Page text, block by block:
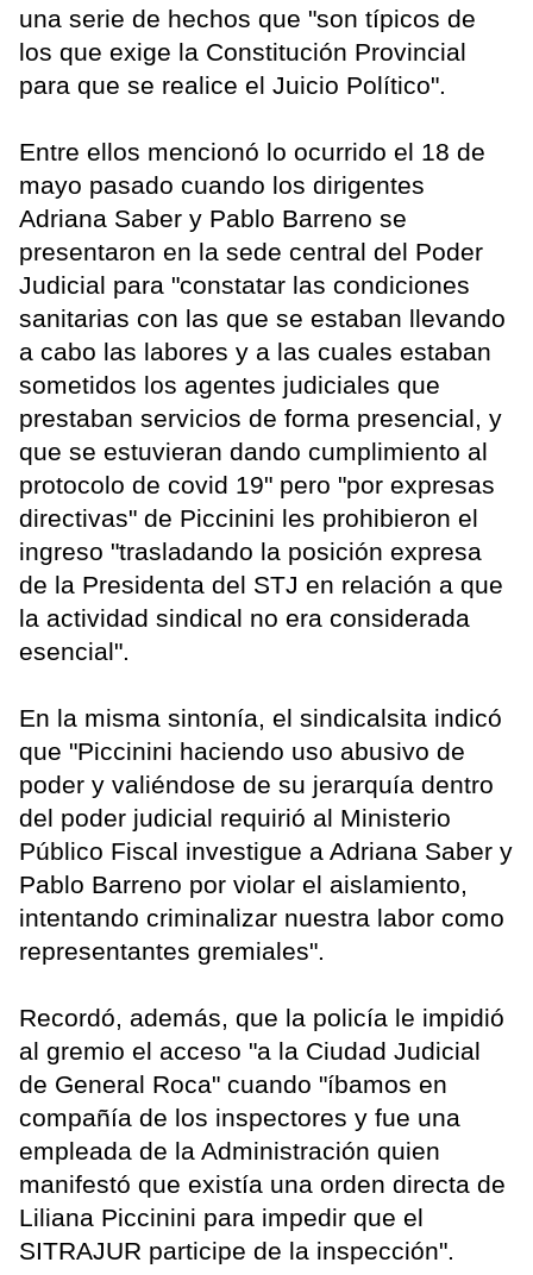
una serie de hechos que "son típicos de
los que exige la Constitución Provincial
para que se realice el Juicio Político".
Entre ellos mencionó lo ocurrido el 18 de
mayo pasado cuando los dirigentes
Adriana Saber y Pablo Barreno se
presentaron en la sede central del Poder
Judicial para "constatar las condiciones
sanitarias con las que se estaban llevando
a cabo las labores y a las cuales estaban
sometidos los agentes judiciales que
prestaban servicios de forma presencial, y
que se estuvieran dando cumplimiento al
protocolo de covid 19" pero "por expresas
directivas" de Piccinini les prohibieron el
ingreso "trasladando la posición expresa
de la Presidenta del STJ en relación a que
la actividad sindical no era considerada
esencial".
En la misma sintonía, el sindicalsita indicó
que "Piccinini haciendo uso abusivo de
poder y valiéndose de su jerarquía dentro
del poder judicial requirió al Ministerio
Público Fiscal investigue a Adriana Saber y
Pablo Barreno por violar el aislamiento,
intentando criminalizar nuestra labor como
representantes gremiales".
Recordó, además, que la policía le impidió
al gremio el acceso "a la Ciudad Judicial
de General Roca" cuando "íbamos en
compañía de los inspectores y fue una
empleada de la Administración quien
manifestó que existía una orden directa de
Liliana Piccinini para impedir que el
SITRAJUR participe de la inspección".